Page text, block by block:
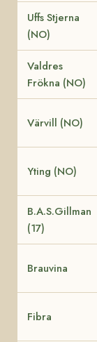
Uffs Stjerna
(NO)
Valdres
Frökna (NO)
Värvill (NO)
Yting (NO)
B.A.S.Gillman
(17)
Brauvina
Fibra